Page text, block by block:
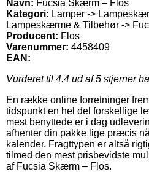
Navn: Fucsia Skærm – Flos
Kategori: Lamper ->
Lampeskærme & Tilbehør ->
Producent: Flos
Varenummer: 4458409
EAN:
Vurderet til 4.4 ud af 5 stjerner
En række online forretninger
tidspunkt en hel del forskellige
mest benyttede er i dag
afhenter din pakke lige præcis
kalender. Fragttypen er altså
tilmed den mest prisbevidste
af Fucsia Skærm – Flos.